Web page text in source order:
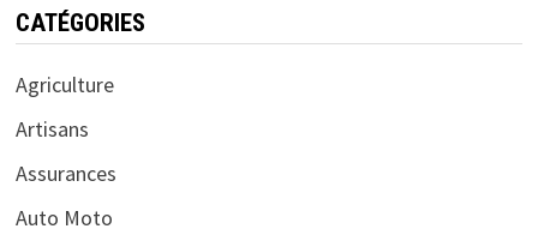
CATÉGORIES
Agriculture
Artisans
Assurances
Auto Moto